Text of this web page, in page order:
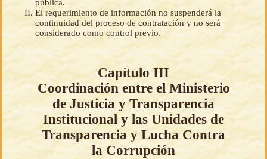
pública.
El requerimiento de información no suspenderá la
continuidad del proceso de contratación y no será
considerado como control previo.
Capítulo III
Coordinación entre el Ministerio
de Justicia y Transparencia
Institucional y las Unidades de
Transparencia y Lucha Contra
la Corrupción